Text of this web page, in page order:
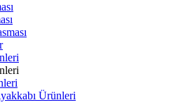
Ürünleri